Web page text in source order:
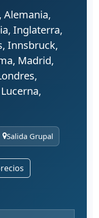
Alemania,
Inglaterra,
Innsbruck,
Madrid,
Salida Grupal